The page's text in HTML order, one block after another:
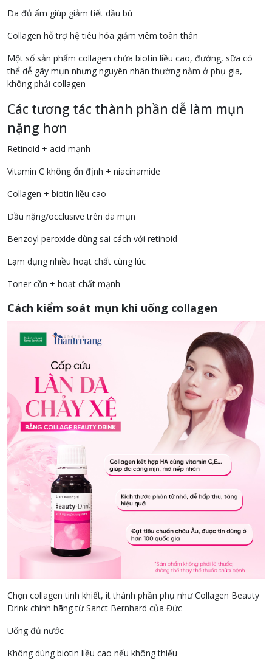
Da đủ ẩm giúp giảm tiết dầu bù
Collagen hỗ trợ hệ tiêu hóa giảm viêm toàn thân
Một số sản phẩm collagen chứa biotin liều cao, đường, sữa có
thể dễ gây mụn nhưng nguyên nhân thường nằm ở phụ gia,
không phải collagen
Các tương tác thành phần dễ làm mụn
nặng hơn
Retinoid + acid mạnh
Vitamin C không ổn định + niacinamide
Collagen + biotin liều cao
Dầu nặng/occlusive trên da mụn
Benzoyl peroxide dùng sai cách với retinoid
Lạm dụng nhiều hoạt chất cùng lúc
Toner cồn + hoạt chất mạnh
Cách kiểm soát mụn khi uống collagen
Chọn collagen tinh khiết, ít thành phần phụ như Collagen Beauty
Drink chính hãng từ Sanct Bernhard của Đức
Uống đủ nước
Không dùng biotin liều cao nếu không thiếu